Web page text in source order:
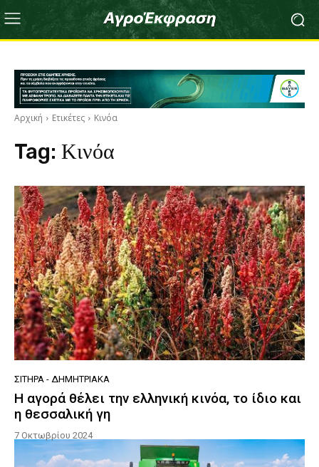
Αρχική Ετικέτες Κινόα
Tag: Κινόα
ΣΙΤΗΡΆ - ΔΗΜΗΤΡΙΑΚΆ
Η αγορά θέλει την ελληνική κινόα, το ίδιο και
η θεσσαλική γη
7 Οκτωβρίου 2024